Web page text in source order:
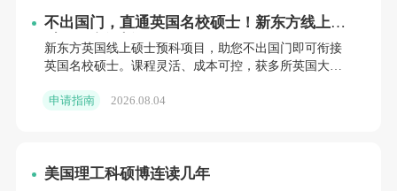
不出国门，直通英国名校硕士！新东方线上预
科项目全解析
新东方英国线上硕士预科项目，助您不出国门即可衔接
英国名校硕士。课程灵活、成本可控，获多所英国大学
教学支持。立即咨
申请指南 2026.08.04
美国理工科硕博连读几年